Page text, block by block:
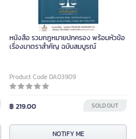
หนังสือ รวมกฎหมายปกครอง พร้อมหัวข้อ
เรื่องมาตราสำคัญ ฉบับสมบูรณ์
Product Code DA03909
฿ 219.00 SOLD OUT
NOTIFY ME